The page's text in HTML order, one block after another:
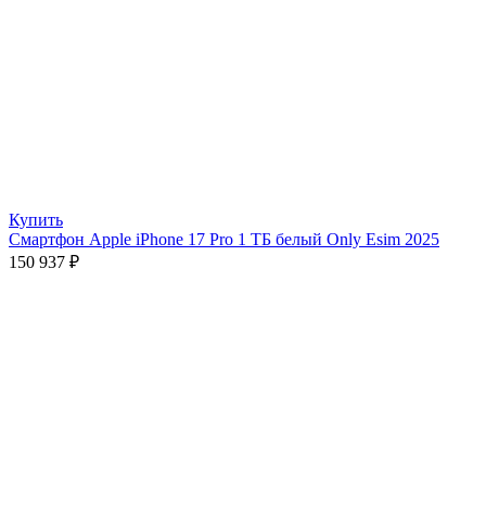
Купить
Смартфон Apple iPhone 17 Pro 1 ТБ белый Only Esim 2025
150 937 ₽